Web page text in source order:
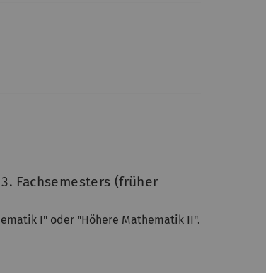
Fachsemesters (früher
I" oder "Höhere Mathematik II".